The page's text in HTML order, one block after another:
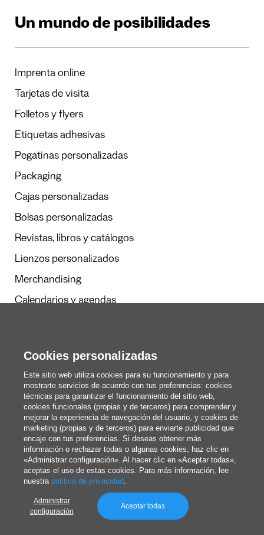
Un mundo de posibilidades
Imprenta online
Tarjetas de visita
Folletos y flyers
Etiquetas adhesivas
Pegatinas personalizadas
Packaging
Cajas personalizadas
Bolsas personalizadas
Revistas, libros y catálogos
Lienzos personalizados
Merchandising
Calendarios y agendas
Redacción
Estos somos nosotros
blog@pixartprinting.com
Política de privacidad
Cookies personalizadas
Este sitio web utiliza cookies para su funcionamiento y para
mostrarte servicios de acuerdo con tus preferencias: cookies
técnicas para garantizar el funcionamiento del sitio web,
cookies funcionales (propias y de terceros) para comprender y
mejorar la experiencia de navegación del usuario, y cookies de
marketing (propias y de terceros) para enviarte publicidad que
encaje con tus preferencias. Si deseas obtener más
información o rechazar todas o algunas cookies, haz clic en
«Administrar configuración». Al hacer clic en «Aceptar todas»,
aceptas el uso de estas cookies. Para más información, lee
nuestra política de privacidad.
Administrar
configuración
Aceptar todas